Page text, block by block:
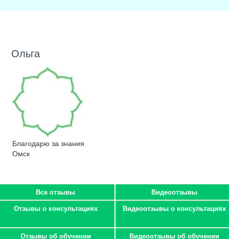
Ольга
Благодарю за знания
Омск
Все отзывы
Видеоотзывы
Отзывы о консультациях
Видеоотзывы о консультациях
Отзывы об обучении Видеоотзывы об обучении